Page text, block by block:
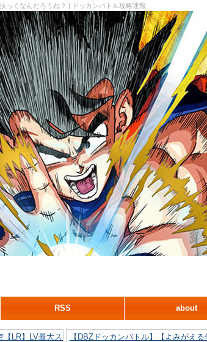
ってなんだろうね？ | ドッカンバトル攻略速報
RSS about
【LR】LV最大ステータスまとめ！【DBZドッカンバトル】【よみがえ